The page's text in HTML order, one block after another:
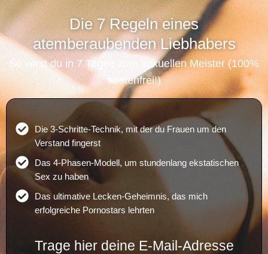
Die 7 Regeln eines
atemberaubenden Liebhabers
So wirst du in 7 Tagen zum sexuellen Meister (100%
kostenfrei!)
Die 3-Schritte-Technik, mit der du Frauen um den
Verstand fingerst
Das 4-Phasen-Modell, um stundenlang ekstatischen
Sex zu haben
Das ultimative Lecken-Geheimnis, das mich
erfolgreiche Pornostars lehrten
Trage hier deine E-Mail-Adresse